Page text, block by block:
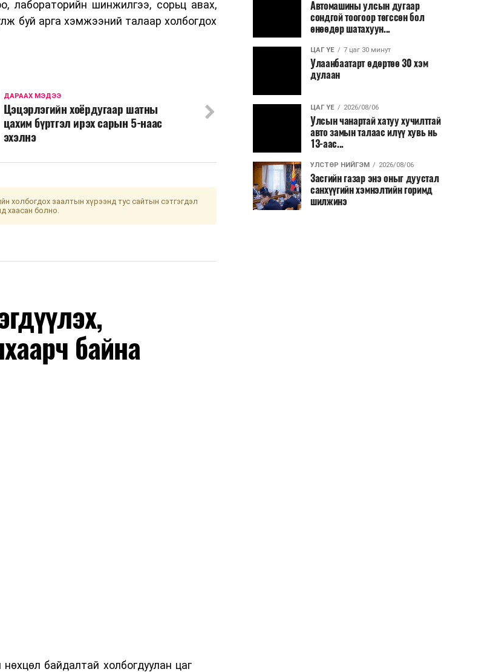
лабораторийн шинжилгээ, сорьц авах,
буй арга хэмжээний талаар холбогдох
ДАРААХ МЭДЭЭ
Цэцэрлэгийн хоёрдугаар шатны
цахим бүртгэл ирэх сарын 5-наас
эхэлнэ
холбогдох заалтын хүрээнд тус сайтын сэтгэгдэл
хаасан болно.
байна
байдалтай холбогдуулан цаг
Автомашины улсын дугаар
сондгой тоогоор төгссөн бол
өнөөдөр шатахуун...
ЦАГ ҮЕ 7 цаг 30 минут
Улаанбаатарт өдөртөө 30 хэм
дулаан
ЦАГ ҮЕ 2026/08/06
Улсын чанартай хатуу хучилттай
авто замын талаас илүү хувь нь
13-аас...
УЛСТӨР НИЙГЭМ 2026/08/06
Засгийн газар энэ оныг дуустал
санхүүгийн хэмнэлтийн горимд
шилжинэ